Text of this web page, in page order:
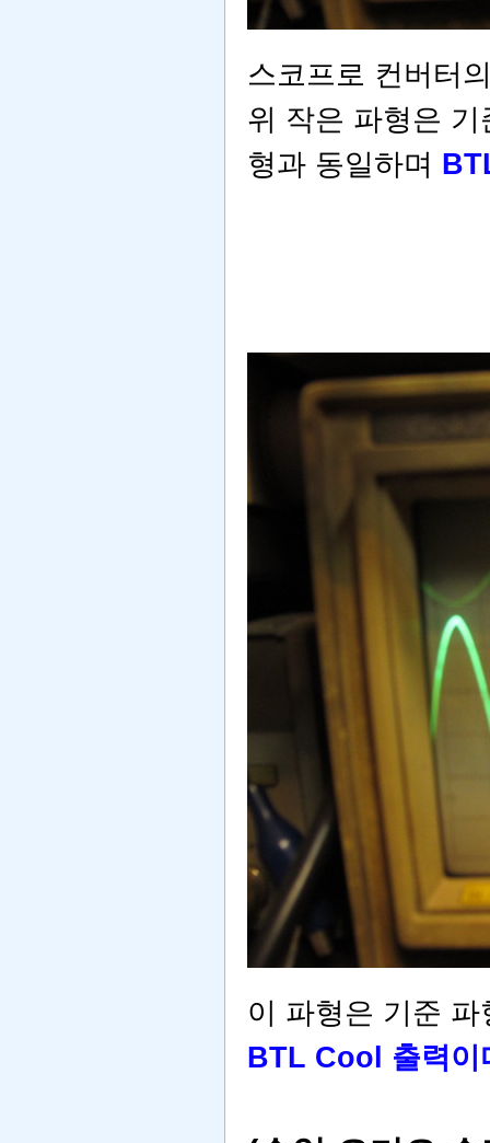
스코프로 컨버터
위 작은 파형은
형과 동일하며
이 파형은 기준
BTL Cool 출력이